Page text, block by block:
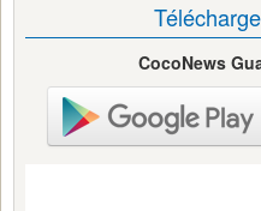
CocoNews